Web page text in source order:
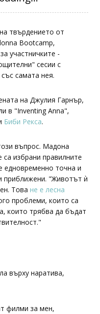
твърдението от
Bootcamp,
участничките -
сесии с
самата нея.
на Джулия Гарнър,
в "Inventing Anna",
Биби Рекса.
въпрос. Мадона
са избрани правилните
едновременно точна и
приближени. "Животът ѝ
Това не е лесна
проблеми, които са
които трябва да бъдат
върху наратива,
филми за мен,